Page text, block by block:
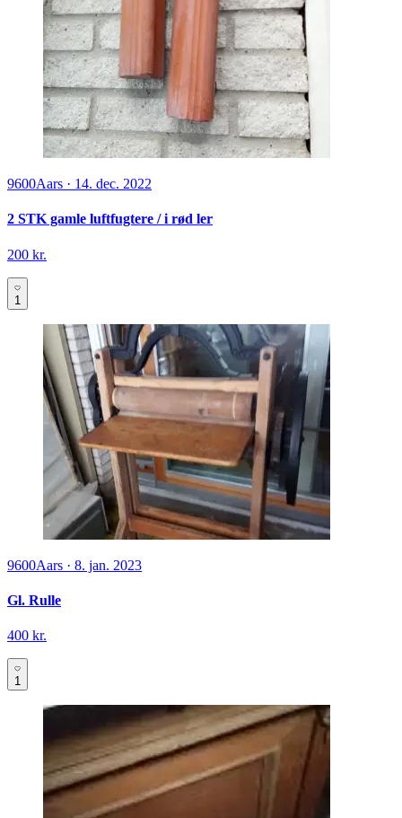
9600Aars · 14. dec. 2022
2 STK gamle luftfugtere / i rød ler
200 kr.
1
9600Aars · 8. jan. 2023
Gl. Rulle
400 kr.
1